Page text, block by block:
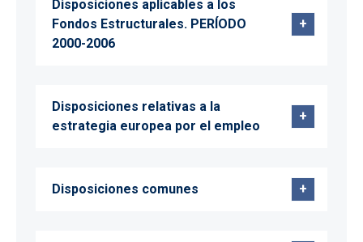
Disposiciones aplicables a los
Fondos Estructurales. PERÍODO
2000-2006
Disposiciones relativas a la
estrategia europea por el empleo
Disposiciones comunes